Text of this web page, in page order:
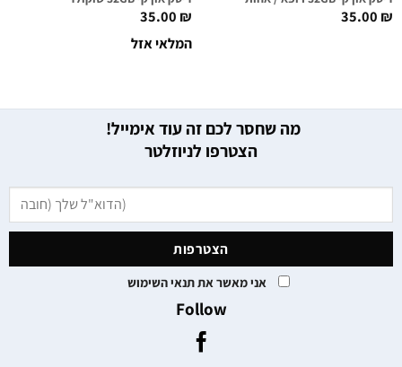
35.00₪
35.00₪
המלאי אזל
מה שחסר לכם זה עוד אימייל!
הצטרפו לניוזלטר
אני מאשר את תנאי השימוש
Follow